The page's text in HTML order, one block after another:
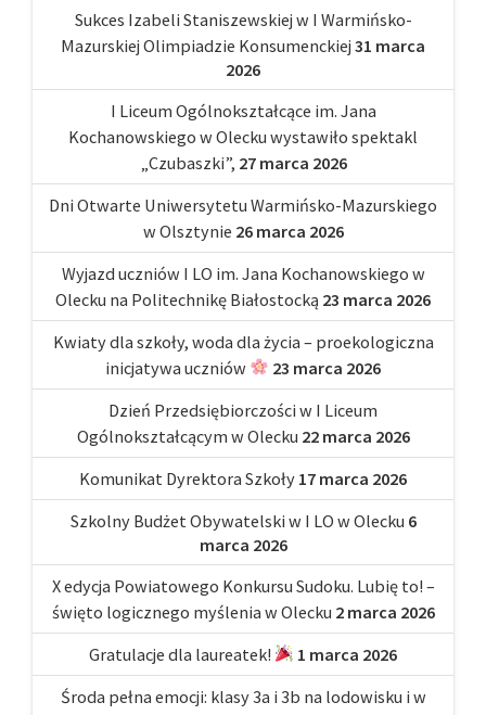
Sukces Izabeli Staniszewskiej w I Warmińsko-
Mazurskiej Olimpiadzie Konsumenckiej 31 marca
2026
I Liceum Ogólnokształcące im. Jana
Kochanowskiego w Olecku wystawiło spektakl
„Czubaszki”, 27 marca 2026
Dni Otwarte Uniwersytetu Warmińsko-Mazurskiego
w Olsztynie 26 marca 2026
Wyjazd uczniów I LO im. Jana Kochanowskiego w
Olecku na Politechnikę Białostocką 23 marca 2026
Kwiaty dla szkoły, woda dla życia – proekologiczna
inicjatywa uczniów
23 marca 2026
Dzień Przedsiębiorczości w I Liceum
Ogólnokształcącym w Olecku 22 marca 2026
Komunikat Dyrektora Szkoły 17 marca 2026
Szkolny Budżet Obywatelski w I LO w Olecku 6
marca 2026
X edycja Powiatowego Konkursu Sudoku. Lubię to! –
święto logicznego myślenia w Olecku 2 marca 2026
Gratulacje dla laureatek!
1 marca 2026
Środa pełna emocji: klasy 3a i 3b na lodowisku i w